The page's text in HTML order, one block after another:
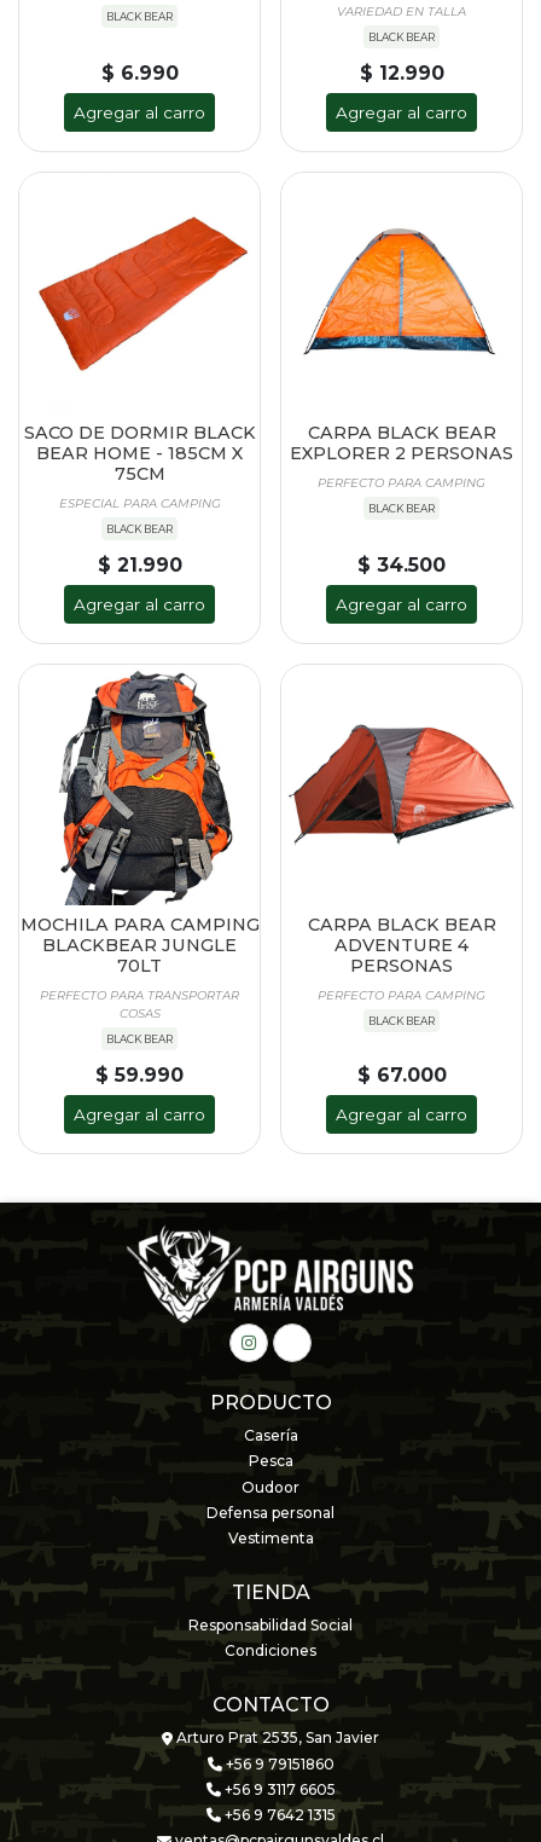
BLACK BEAR
$ 6.990
Agregar al carro
VARIEDAD EN TALLA
BLACK BEAR
$ 12.990
Agregar al carro
SACO DE DORMIR BLACK
BEAR HOME - 185CM X
75CM
ESPECIAL PARA CAMPING
BLACK BEAR
$ 21.990
Agregar al carro
CARPA BLACK BEAR
EXPLORER 2 PERSONAS
PERFECTO PARA CAMPING
BLACK BEAR
$ 34.500
Agregar al carro
MOCHILA PARA CAMPING
BLACKBEAR JUNGLE
70LT
PERFECTO PARA TRANSPORTAR
COSAS
BLACK BEAR
$ 59.990
Agregar al carro
CARPA BLACK BEAR
ADVENTURE 4
PERSONAS
PERFECTO PARA CAMPING
BLACK BEAR
$ 67.000
Agregar al carro
PRODUCTO
Casería
Pesca
Oudoor
Defensa personal
Vestimenta
TIENDA
Responsabilidad Social
Condiciones
CONTACTO
Arturo Prat 2535, San Javier
+56 9 79151860
+56 9 3117 6605
+56 9 7642 1315